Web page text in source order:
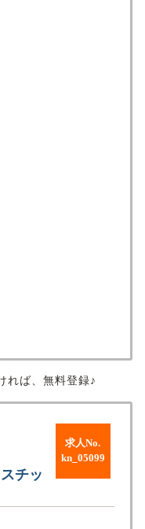
れば、無料登録♪
求人No.
kn_05099
チッ